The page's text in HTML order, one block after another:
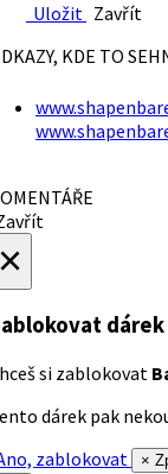
Uložit Zavřít
KDE TO
dárek
si zablokovat
dárek pak
zablokovat
×